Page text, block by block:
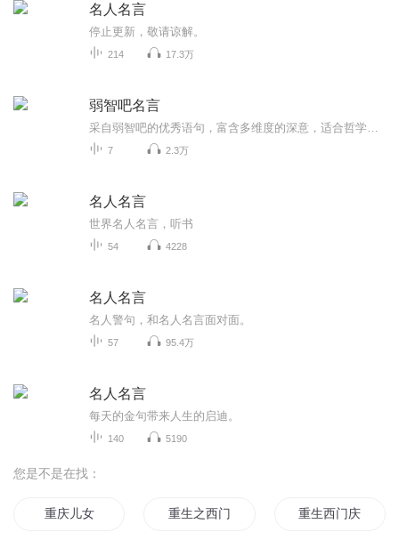
名人名言
停止更新，敬请谅解。
214 17.3万
弱智吧名言
7 2.3万
名人名言
世界名人名言，听书
54 4228
名人名言
名人警句，和名人名言面对面。
57 95.4万
名人名言
每天的金句带来人生的启迪。
140 5190
您是不是在找：
重庆儿女 重生之西门庆 重生西门庆